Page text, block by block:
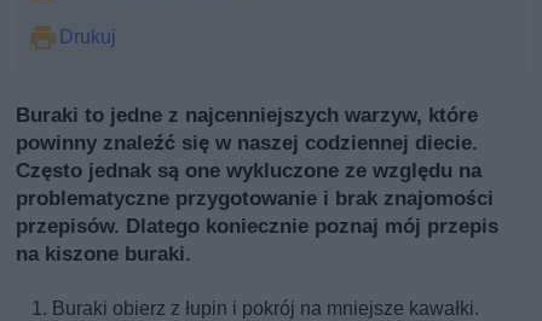
Drukuj
Buraki to jedne z najcenniejszych warzyw, które
powinny znaleźć się w naszej codziennej diecie.
Często jednak są one wykluczone ze względu na
problematyczne przygotowanie i brak znajomości
przepisów. Dlatego koniecznie poznaj mój przepis
na kiszone buraki.
Buraki obierz z łupin i pokrój na mniejsze kawałki.